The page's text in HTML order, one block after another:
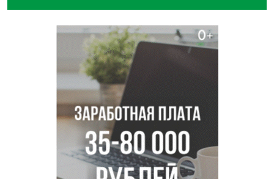
О похолодании в августе-2026 рассказали синоптики в
В Новосибирске минтранс наказал 8 таксистов без
Андрей Травников поблагодарил новосибирских
строителей за вклад в развитие региона
Новосибирский метрополитен начал ремонт входа на
«Площади Ленина»